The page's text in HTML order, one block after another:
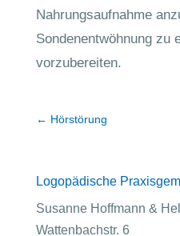
Nahrungsaufnahme
Sondenentwöhnung zu
vorzubereiten.
← Hörstörung
Logopädische
Susanne Hoffmann &
Wattenbachstr. 6